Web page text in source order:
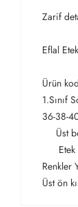
Zarif
Eflal
Ürün
1.Sınıf
36-38-
Üst
Etek
Renkler
Üst ön